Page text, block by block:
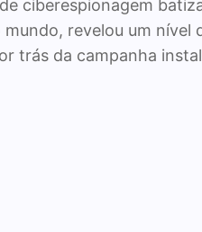
ciberespionagem
revelou um nível
trás da campanha